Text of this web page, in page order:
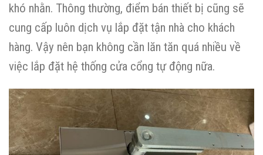
khó nhằn. Thông thường, điểm bán thiết bị cũng sẽ
cung cấp luôn dịch vụ lắp đặt tận nhà cho khách
hàng. Vậy nên bạn không cần lăn tăn quá nhiều về
việc lắp đặt hệ thống cửa cổng tự động nữa.